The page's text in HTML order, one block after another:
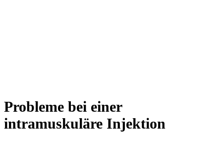
Probleme bei einer
intramuskuläre Injektion